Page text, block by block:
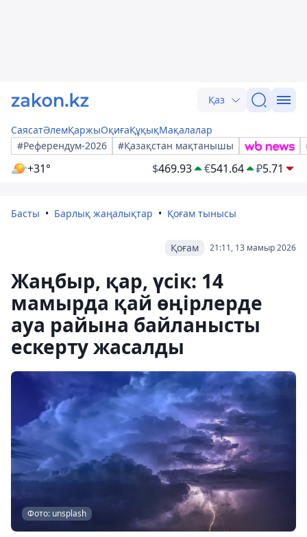
Қаз
СаясатӘлемҚаржыОқиғаҚұқықМақалалар
#Референдум-2026
#Қазақстан мақтанышы
+31° $469.93 €541.64 ₽5.71
Басты Барлық жаңалықтар Қоғам тынысы
21:11, 13 мамыр 2026
Қоғам
Жаңбыр, қар, үсік: 14
мамырда қай өңірлерде
ауа райына байланысты
ескерту жасалды
Фото: unsplash